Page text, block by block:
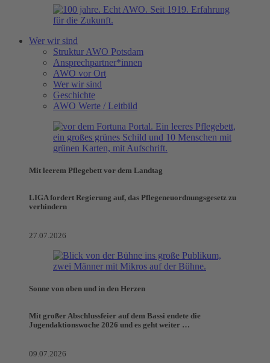
Wer wir sind
Struktur AWO Potsdam
Ansprechpartner*innen
AWO vor Ort
Wer wir sind
Geschichte
AWO Werte / Leitbild
Mit leerem Pflegebett vor dem Landtag
LIGA fordert Regierung auf, das Pflegeneuordnungsgesetz zu
verhindern
27.07.2026
Sonne von oben und in den Herzen
Mit großer Abschlussfeier auf dem Bassi endete die
Jugendaktionswoche 2026 und es geht weiter …
09.07.2026